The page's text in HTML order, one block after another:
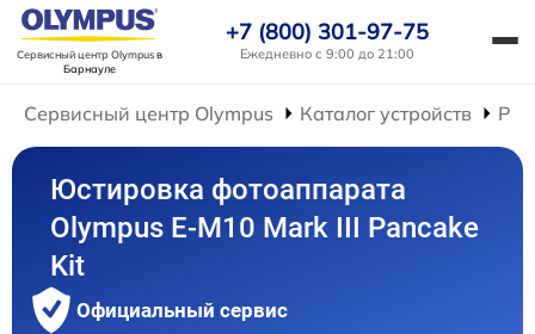
Сервисный центр Olympusв
Барнауле
+7 (800) 301-97-75
Ежедневно с 9:00 до 21:00
Сервисный центр Olympus Каталог устройств
Юстировка фотоаппарата
Olympus E-M10 Mark III Pancake
Kit
Официальный сервис